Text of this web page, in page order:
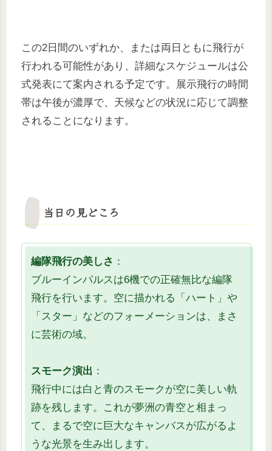
この2日間のいずれか、または両日ともに飛行が
行われる可能性があり、詳細なスケジュールは公
式発表にて案内される予定です。展示飛行の時間
帯は午後が濃厚で、天候などの状況に応じて調整
されることになります。
当日の見どころ
編隊飛行の美しさ ：
ブルーインパルスは6機での正確無比な編隊
飛行を行います。空に描かれる「ハート」や
「スター」などのフォーメーションは、まさ
に芸術の域。
スモーク演出 ：
飛行中には白と青のスモークが空に美しい軌
跡を残します。これが夢洲の青空と相まっ
て、まるで空に巨大なキャンバスが広がるよ
うな光景を生み出します。